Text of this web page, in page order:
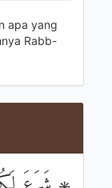
apa yang
Rabb-